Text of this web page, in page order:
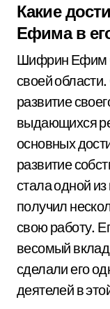
Какие
Ефима в
Шифрин Ефим
своей
развитие
выдающихся
основных
развитие
стала одной
получил
свою работу.
весомый вклад
сделали его
деятелей в